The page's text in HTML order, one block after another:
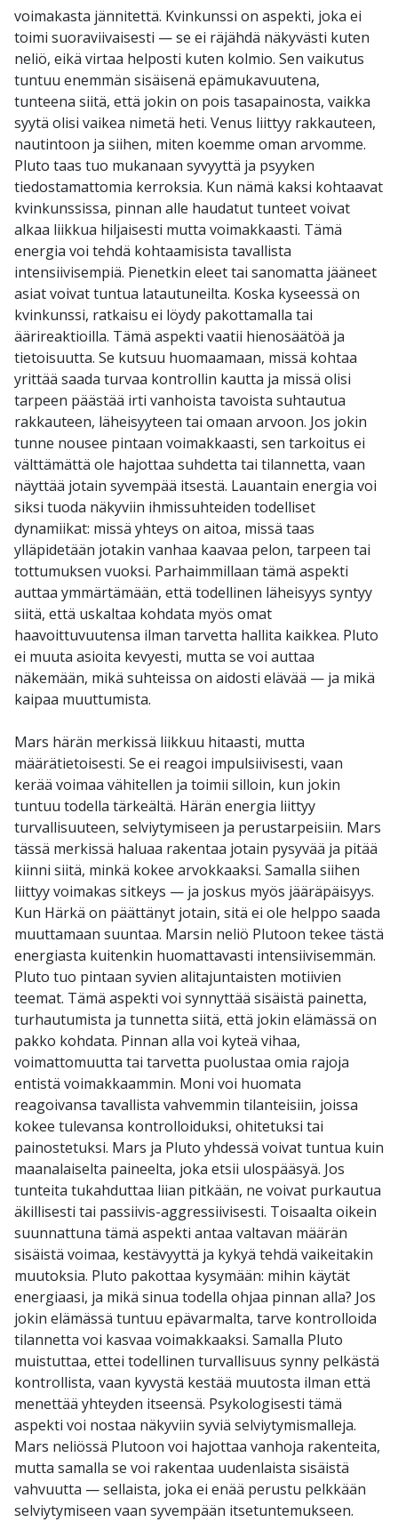
voimakasta jännitettä. Kvinkunssi on aspekti, joka ei
toimi suoraviivaisesti — se ei räjähdä näkyvästi kuten
neliö, eikä virtaa helposti kuten kolmio. Sen vaikutus
tuntuu enemmän sisäisenä epämukavuutena,
tunteena siitä, että jokin on pois tasapainosta, vaikka
syytä olisi vaikea nimetä heti. Venus liittyy rakkauteen,
nautintoon ja siihen, miten koemme oman arvomme.
Pluto taas tuo mukanaan syvyyttä ja psyyken
tiedostamattomia kerroksia. Kun nämä kaksi kohtaavat
kvinkunssissa, pinnan alle haudatut tunteet voivat
alkaa liikkua hiljaisesti mutta voimakkaasti. Tämä
energia voi tehdä kohtaamisista tavallista
intensiivisempiä. Pienetkin eleet tai sanomatta jääneet
asiat voivat tuntua latautuneilta. Koska kyseessä on
kvinkunssi, ratkaisu ei löydy pakottamalla tai
äärireaktioilla. Tämä aspekti vaatii hienosäätöä ja
tietoisuutta. Se kutsuu huomaamaan, missä kohtaa
yrittää saada turvaa kontrollin kautta ja missä olisi
tarpeen päästää irti vanhoista tavoista suhtautua
rakkauteen, läheisyyteen tai omaan arvoon. Jos jokin
tunne nousee pintaan voimakkaasti, sen tarkoitus ei
välttämättä ole hajottaa suhdetta tai tilannetta, vaan
näyttää jotain syvempää itsestä. Lauantain energia voi
siksi tuoda näkyviin ihmissuhteiden todelliset
dynamiikat: missä yhteys on aitoa, missä taas
ylläpidetään jotakin vanhaa kaavaa pelon, tarpeen tai
tottumuksen vuoksi. Parhaimmillaan tämä aspekti
auttaa ymmärtämään, että todellinen läheisyys syntyy
siitä, että uskaltaa kohdata myös omat
haavoittuvuutensa ilman tarvetta hallita kaikkea. Pluto
ei muuta asioita kevyesti, mutta se voi auttaa
näkemään, mikä suhteissa on aidosti elävää — ja mikä
kaipaa muuttumista.
Mars härän merkissä liikkuu hitaasti, mutta
määrätietoisesti. Se ei reagoi impulsiivisesti, vaan
kerää voimaa vähitellen ja toimii silloin, kun jokin
tuntuu todella tärkeältä. Härän energia liittyy
turvallisuuteen, selviytymiseen ja perustarpeisiin. Mars
tässä merkissä haluaa rakentaa jotain pysyvää ja pitää
kiinni siitä, minkä kokee arvokkaaksi. Samalla siihen
liittyy voimakas sitkeys — ja joskus myös jääräpäisyys.
Kun Härkä on päättänyt jotain, sitä ei ole helppo saada
muuttamaan suuntaa. Marsin neliö Plutoon tekee tästä
energiasta kuitenkin huomattavasti intensiivisemmän.
Pluto tuo pintaan syvien alitajuntaisten motiivien
teemat. Tämä aspekti voi synnyttää sisäistä painetta,
turhautumista ja tunnetta siitä, että jokin elämässä on
pakko kohdata. Pinnan alla voi kyteä vihaa,
voimattomuutta tai tarvetta puolustaa omia rajoja
entistä voimakkaammin. Moni voi huomata
reagoivansa tavallista vahvemmin tilanteisiin, joissa
kokee tulevansa kontrolloiduksi, ohitetuksi tai
painostetuksi. Mars ja Pluto yhdessä voivat tuntua kuin
maanalaiselta paineelta, joka etsii ulospääsyä. Jos
tunteita tukahduttaa liian pitkään, ne voivat purkautua
äkillisesti tai passiivis-aggressiivisesti. Toisaalta oikein
suunnattuna tämä aspekti antaa valtavan määrän
sisäistä voimaa, kestävyyttä ja kykyä tehdä vaikeitakin
muutoksia. Pluto pakottaa kysymään: mihin käytät
energiaasi, ja mikä sinua todella ohjaa pinnan alla? Jos
jokin elämässä tuntuu epävarmalta, tarve kontrolloida
tilannetta voi kasvaa voimakkaaksi. Samalla Pluto
muistuttaa, ettei todellinen turvallisuus synny pelkästä
kontrollista, vaan kyvystä kestää muutosta ilman että
menettää yhteyden itseensä. Psykologisesti tämä
aspekti voi nostaa näkyviin syviä selviytymismalleja.
Mars neliössä Plutoon voi hajottaa vanhoja rakenteita,
mutta samalla se voi rakentaa uudenlaista sisäistä
vahvuutta — sellaista, joka ei enää perustu pelkkään
selviytymiseen vaan syvempään itsetuntemukseen.